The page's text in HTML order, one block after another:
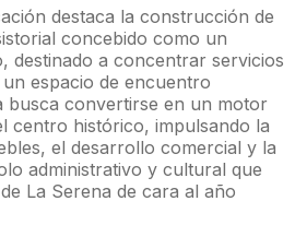
destaca la construcción de
concebido como un
destinado a concentrar servicios
espacio de encuentro
busca convertirse en un motor
centro histórico, impulsando la
el desarrollo comercial y la
administrativo y cultural que
La Serena de cara al año